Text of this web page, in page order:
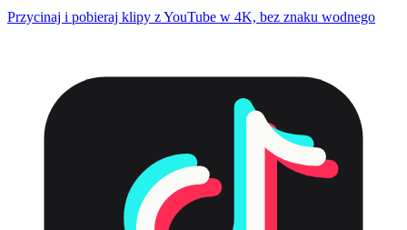
Przycinaj i pobieraj klipy z YouTube w 4K, bez znaku wodnego